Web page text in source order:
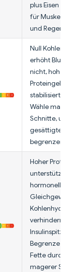
plus Eisen
für
und
Null
erhöht
nicht, hoher
Proteingehalt
stabilisiert
Wähle
Schnitte, um
gesättigte
begrenzen.
Hoher
unterstützt
hormonelles
verhindern
Begrenze
Fette durch
magerer